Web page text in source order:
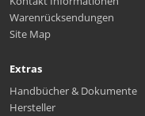
Warenrücksendungen
Site Map
Extras
Handbücher & Dokumente
Hersteller